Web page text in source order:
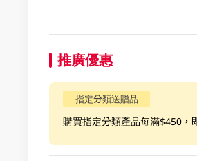
推廣優惠
指定分類送贈品
購買指定分類產品每滿$450，